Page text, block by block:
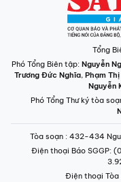
Tổng
Phó Tổng Biên tập: Nguyễn
Trương Đức Nghĩa, Phạm Thị
Nguyễn
Phó Tổng Thư ký tòa
Tòa soạn : 432-434
Điện thoại Báo SGGP:
Điện thoại